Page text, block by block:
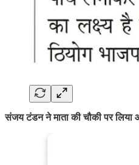
संजय टंडन ने माता की चौकी पर लिया